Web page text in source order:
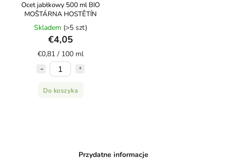
Ocet jabłkowy 500 ml BIO
MOŠTÁRNA HOSTĚTÍN
Skladem (>5 szt)
€4,05
€0,81 / 100 ml
Do koszyka
Przydatne informacje